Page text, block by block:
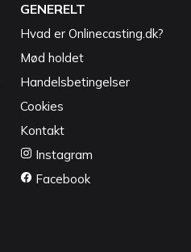
GENERELT
Hvad er Onlinecasting.dk?
Mød holdet
Handelsbetingelser
Cookies
Kontakt
Instagram
Facebook